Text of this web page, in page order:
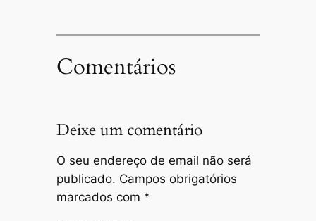
Comentários
Deixe um comentário
O seu endereço de email não será
publicado. Campos obrigatórios
marcados com *